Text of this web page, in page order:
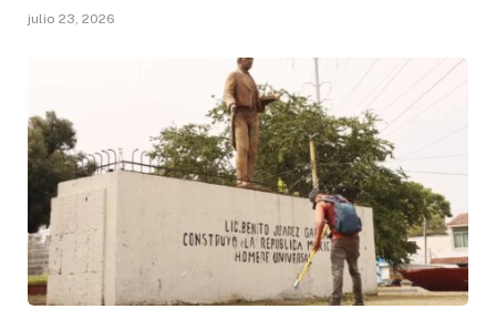
julio 23, 2026